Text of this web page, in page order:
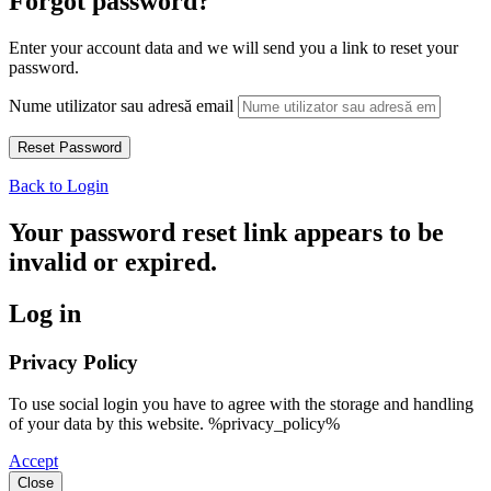
Enter your account data and we will send you a link to reset your
password.
Nume utilizator sau adresă email
Back to Login
Your password reset link appears to be
invalid or expired.
Log in
Privacy Policy
To use social login you have to agree with the storage and handling
of your data by this website. %privacy_policy%
Accept
Close